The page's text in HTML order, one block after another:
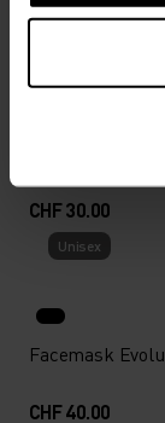
Unisex
Berretto da sci
CHF 30.00
Unisex
Facemask
CHF 40.00